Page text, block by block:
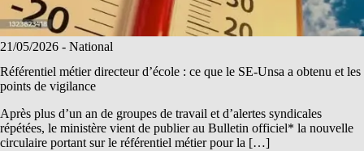
21/05/2026 - National
Référentiel métier directeur d’école : ce que le SE-Unsa a obtenu et les
points de vigilance
Après plus d’un an de groupes de travail et d’alertes syndicales
répétées, le ministère vient de publier au Bulletin officiel* la nouvelle
circulaire portant sur le référentiel métier pour la […]